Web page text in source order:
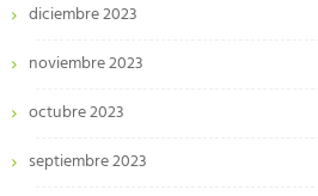
diciembre 2023
noviembre 2023
octubre 2023
septiembre 2023